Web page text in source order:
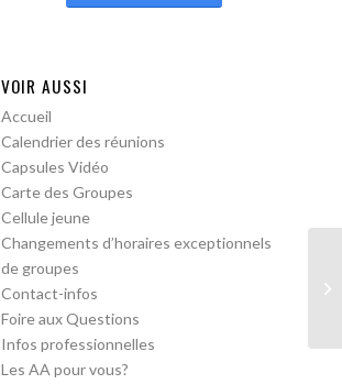
VOIR AUSSI
Accueil
Calendrier des réunions
Capsules Vidéo
Carte des Groupes
Cellule jeune
Changements d’horaires exceptionnels
de groupes
Contact-infos
Foire aux Questions
Infos professionnelles
Les AA pour vous?